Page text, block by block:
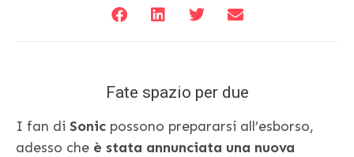
Fate spazio per due
I fan di Sonic possono prepararsi all’esborso,
adesso che è stata annunciata una nuova